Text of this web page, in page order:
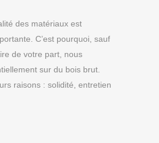
des matériaux est
C’est pourquoi, sauf
de votre part, nous
sur du bois brut.
raisons : solidité, entretien